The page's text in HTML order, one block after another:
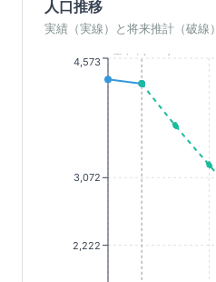
人口推移
実績（実線）と将来推計（破線）
2,222
3,072
4,573